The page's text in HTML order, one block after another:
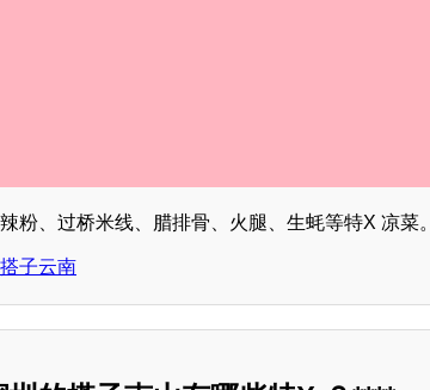
粉、过桥米线、腊排骨、火腿、生蚝等特X 凉菜。
子云南